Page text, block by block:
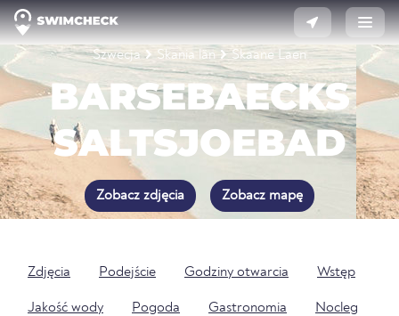
Szwecja Skania län Skaane Laen
BARSEBAECKS
SALTSJOEBAD
Zobacz zdjęcia Zobacz mapę
Zdjęcia Podejście Godziny otwarcia Wstęp
Jakość wody Pogoda Gastronomia Nocleg